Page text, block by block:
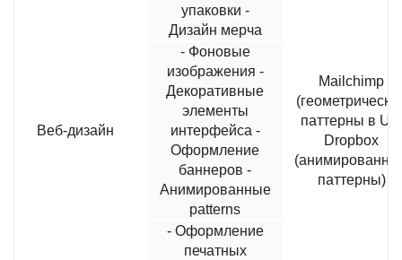
упаковки -
Дизайн мерча
Веб-дизайн
- Фоновые
изображения -
Декоративные
элементы
интерфейса -
Оформление
баннеров -
Анимированные
patterns
Mailchimp
паттерны в UI),
Dropbox
паттерны)
- Оформление
печатных